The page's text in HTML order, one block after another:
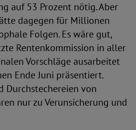
auf 53 Prozent nötig. Aber
dagegen für Millionen
Folgen. Es wäre gut,
Rentenkommission in aller
Vorschläge ausarbeitet
Ende Juni präsentiert.
Durchstechereien von
nur zu Verunsicherung und